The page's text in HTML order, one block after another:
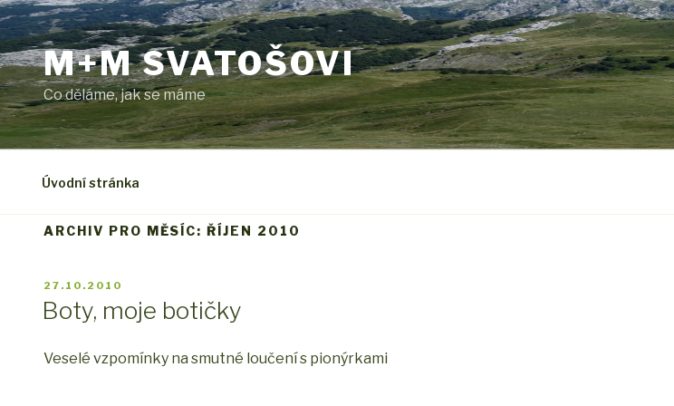
Přejít
k
obsahu
webu M+M SVATOŠOVI
Co děláme, jak se máme
Úvodní stránka
ARCHIV PRO MĚSÍC: ŘÍJEN 2010
PUBLIKOVÁNO
27.10.2010
Boty, moje botičky
Veselé vzpomínky na smutné loučení s pionýrkami